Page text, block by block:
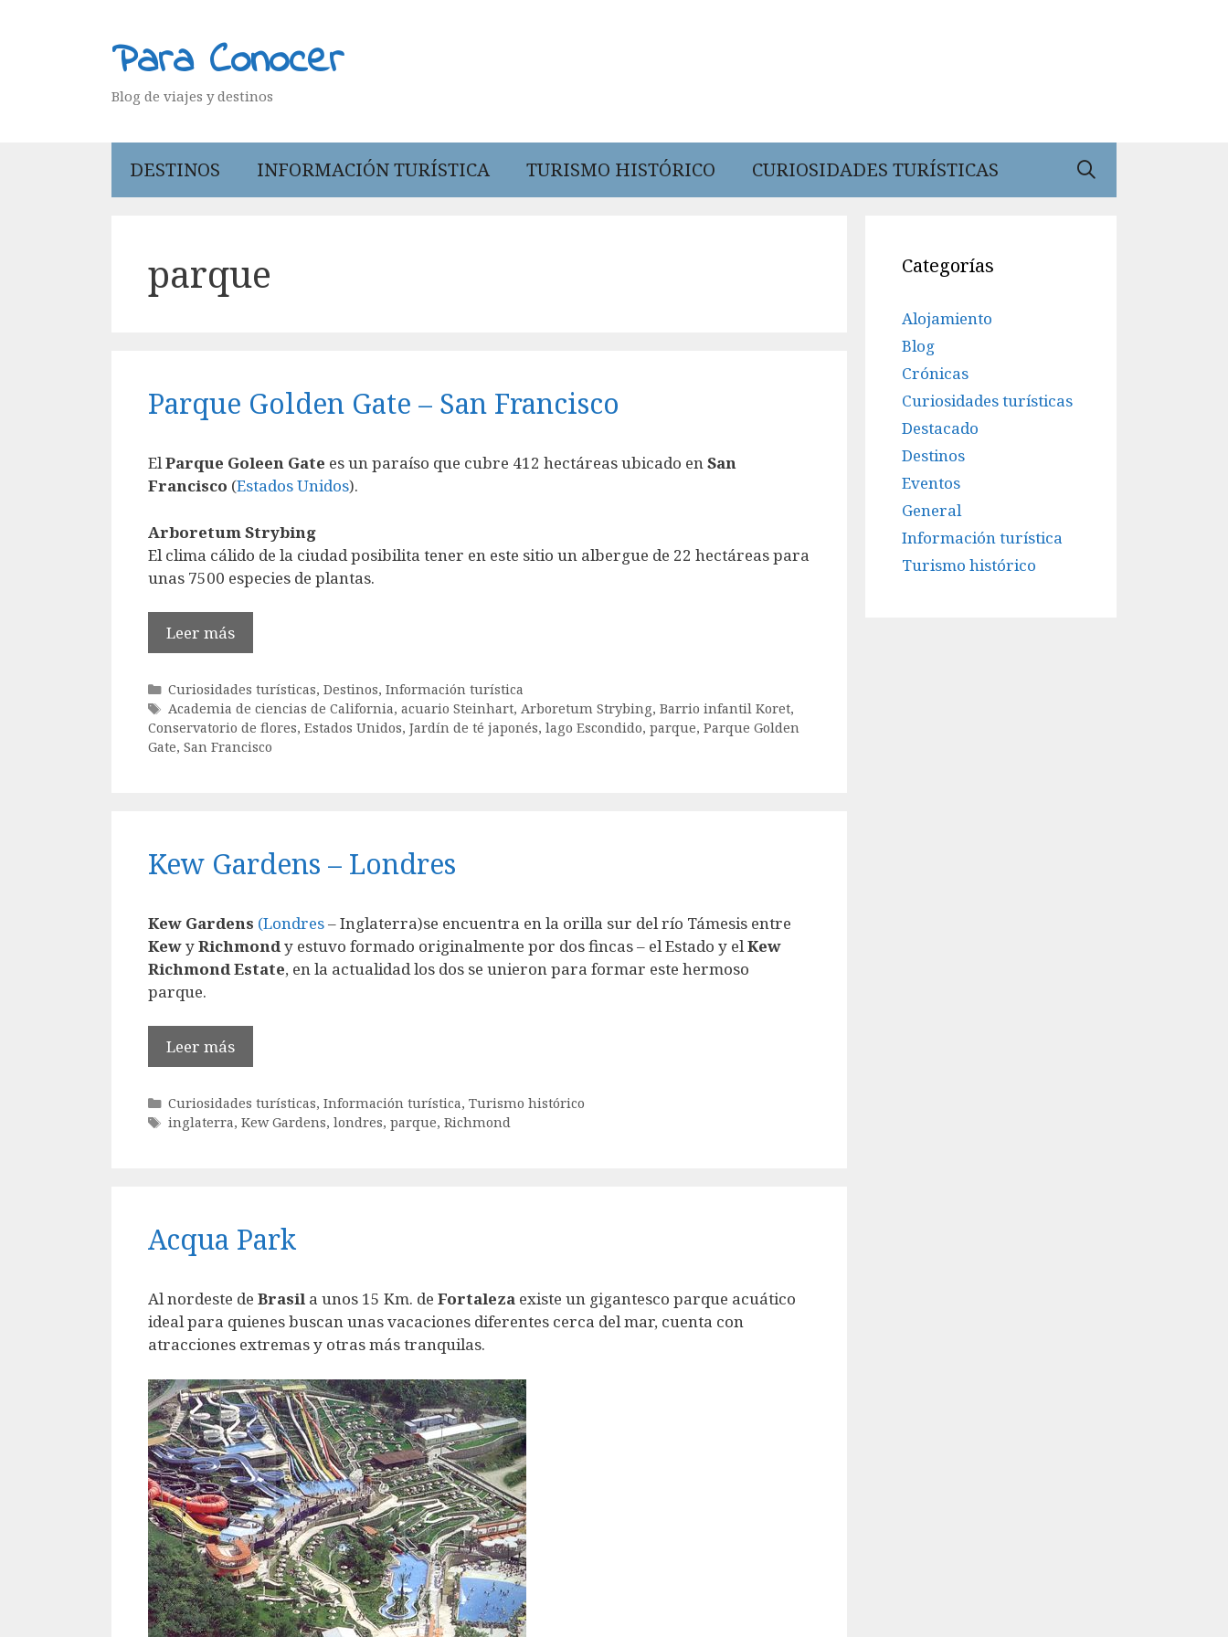
Para Conocer
Blog de viajes y destinos
DESTINOS INFORMACIÓN TURÍSTICA TURISMO HISTÓRICO CURIOSIDADES TURÍSTICAS
parque
Parque Golden Gate – San Francisco
ElParque Goleen Gate es un paraíso que cubre 412 hectáreas ubicado enSan
Francisco (Estados Unidos).
Arboretum Strybing
El clima cálido de la ciudad posibilita tener en este sitio un albergue de 22 hectáreas para
unas 7500 especies de plantas.
Leer más
Categorías
Curiosidades turísticas, Destinos, Información turística
Etiquetas
Academia de ciencias de California, acuario Steinhart, Arboretum Strybing, Barrio infantil Koret,
Conservatorio de flores, Estados Unidos, Jardín de té japonés, lago Escondido, parque, Parque Golden
Gate, San Francisco
Kew Gardens – Londres
Kew Gardens (Londres– Inglaterra)se encuentra en la orilla sur del río Támesis entre
KewyRichmondy estuvo formado originalmente por dos fincas – el Estado y elKew
Richmond Estate, en la actualidad los dos se unieron para formar este hermoso
parque.
Leer más
Categorías
Curiosidades turísticas, Información turística, Turismo histórico
Etiquetas
inglaterra, Kew Gardens, londres, parque, Richmond
Acqua Park
Al nordeste de Brasil a unos 15 Km. de Fortaleza existe un gigantesco parque acuático
ideal para quienes buscan unas vacaciones diferentes cerca del mar, cuenta con
atracciones extremas y otras más tranquilas.
Categorías
Alojamiento
Blog
Crónicas
Curiosidades turísticas
Destacado
Destinos
Eventos
General
Información turística
Turismo histórico